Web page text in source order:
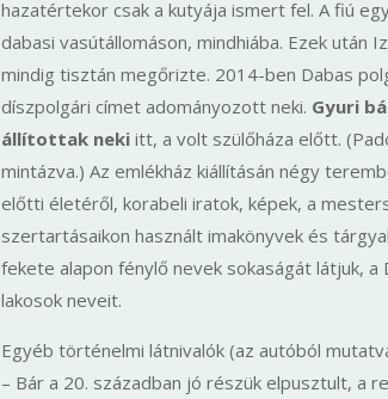
hazatértekor csak a kutyája ismert fel. A fiú
dabasi vasútállomáson, mindhiába. Ezek után
mindig tisztán megőrizte. 2014-ben Dabas
díszpolgári címet adományozott neki. Gyuri
állítottak neki itt, a volt szülőháza előtt.
mintázva.) Az emlékház kiállításán négy
előtti életéről, korabeli iratok, képek, a
szertartásaikon használt imakönyvek és
fekete alapon fénylő nevek sokaságát látjuk,
lakosok neveit.
Egyéb történelmi látnivalók (az autóból
– Bár a 20. században jó részük elpusztult, a